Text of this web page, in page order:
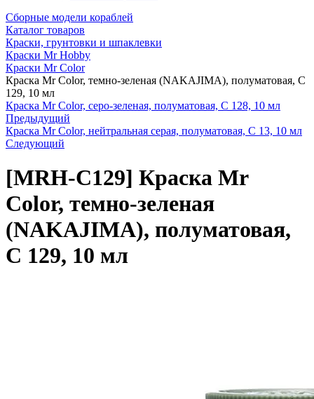
Сборные модели кораблей
Каталог товаров
Краски, грунтовки и шпаклевки
Краски Mr Hobby
Краски Mr Color
Краска Mr Color, темно-зеленая (NAKAJIMA), полуматовая, C
129, 10 мл
Краска Mr Color, серо-зеленая, полуматовая, C 128, 10 мл
Предыдущий
Краска Mr Color, нейтральная серая, полуматовая, C 13, 10 мл
Следующий
[MRH-C129] Краска Mr
Color, темно-зеленая
(NAKAJIMA), полуматовая,
C 129, 10 мл